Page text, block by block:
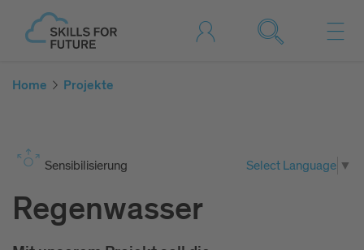
Home Projekte
Sen­si­bi­li­sie­rung Select Language ▼
Regenwasser